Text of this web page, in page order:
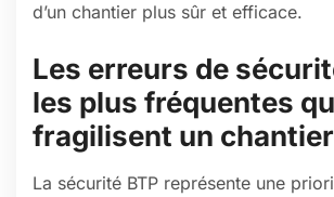
d’un chantier plus sûr et efficace.
Les erreurs de
les plus fréquentes
fragilisent un chantier
La sécurité BTP représente une